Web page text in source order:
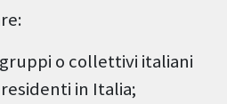
o collettivi italiani
in Italia;